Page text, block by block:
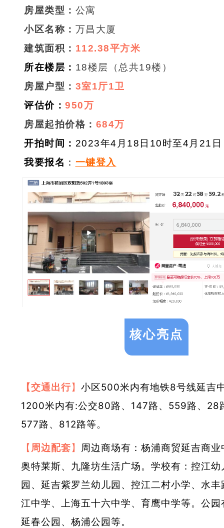
房屋类型： 公寓
小区名称： 万昌大厦
建筑面积 ： 112.38平方米
所在楼层： 18楼层（总共19楼）
房屋户型： 3室1厅1卫
评估价： 950万
房屋起拍价格： 684万
开拍时间： 2023年4月18日10时至4月21日
我要报名 ： 一键登入
核心亮点
【交通出行】 小区500米内有地铁8号线延吉
1200米内有:公交80路、147路、559路、28
577路、812路等。
【 周边配套】 周边商场有：杨浦商贸延吉商
奥特莱斯、九隆坊生活广场。学校有：控江
园、延吉紫罗兰幼儿园、控江二村小学、水
江中学、上海五十六中学、育鹰中学等。公
延春公园、杨浦公园等。